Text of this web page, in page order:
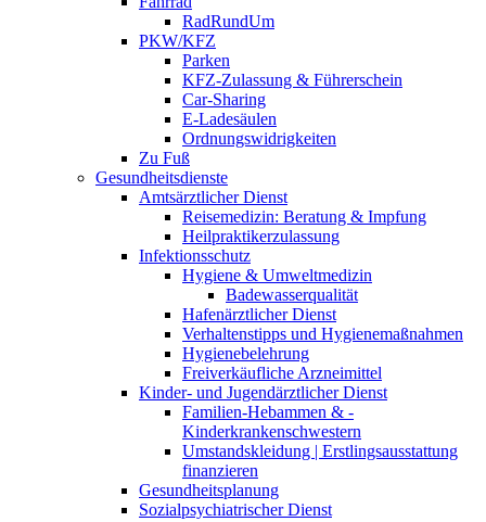
RadRundUm
PKW/KFZ
Parken
KFZ-Zulassung & Führerschein
Car-Sharing
E-Ladesäulen
Ordnungswidrigkeiten
Zu Fuß
Gesundheitsdienste
Amtsärztlicher Dienst
Reisemedizin: Beratung & Impfung
Heilpraktikerzulassung
Infektionsschutz
Hygiene & Umweltmedizin
Badewasserqualität
Hafenärztlicher Dienst
Verhaltenstipps und Hygienemaßnahmen
Hygienebelehrung
Freiverkäufliche Arzneimittel
Kinder- und Jugendärztlicher Dienst
Familien-Hebammen & -
Kinderkrankenschwestern
Umstandskleidung | Erstlingsausstattung
finanzieren
Gesundheitsplanung
Sozialpsychiatrischer Dienst